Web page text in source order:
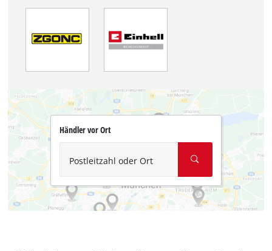
Händler vor Ort
Postleitzahl oder Ort